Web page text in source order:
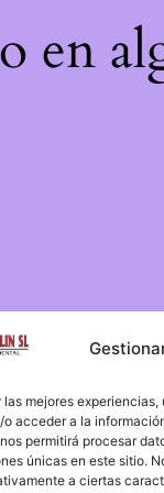
las mejores
o acceder a la
permitirá procesar
únicas en este sitio.
a ciertas
en